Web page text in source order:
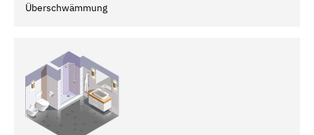
Überschwämmung